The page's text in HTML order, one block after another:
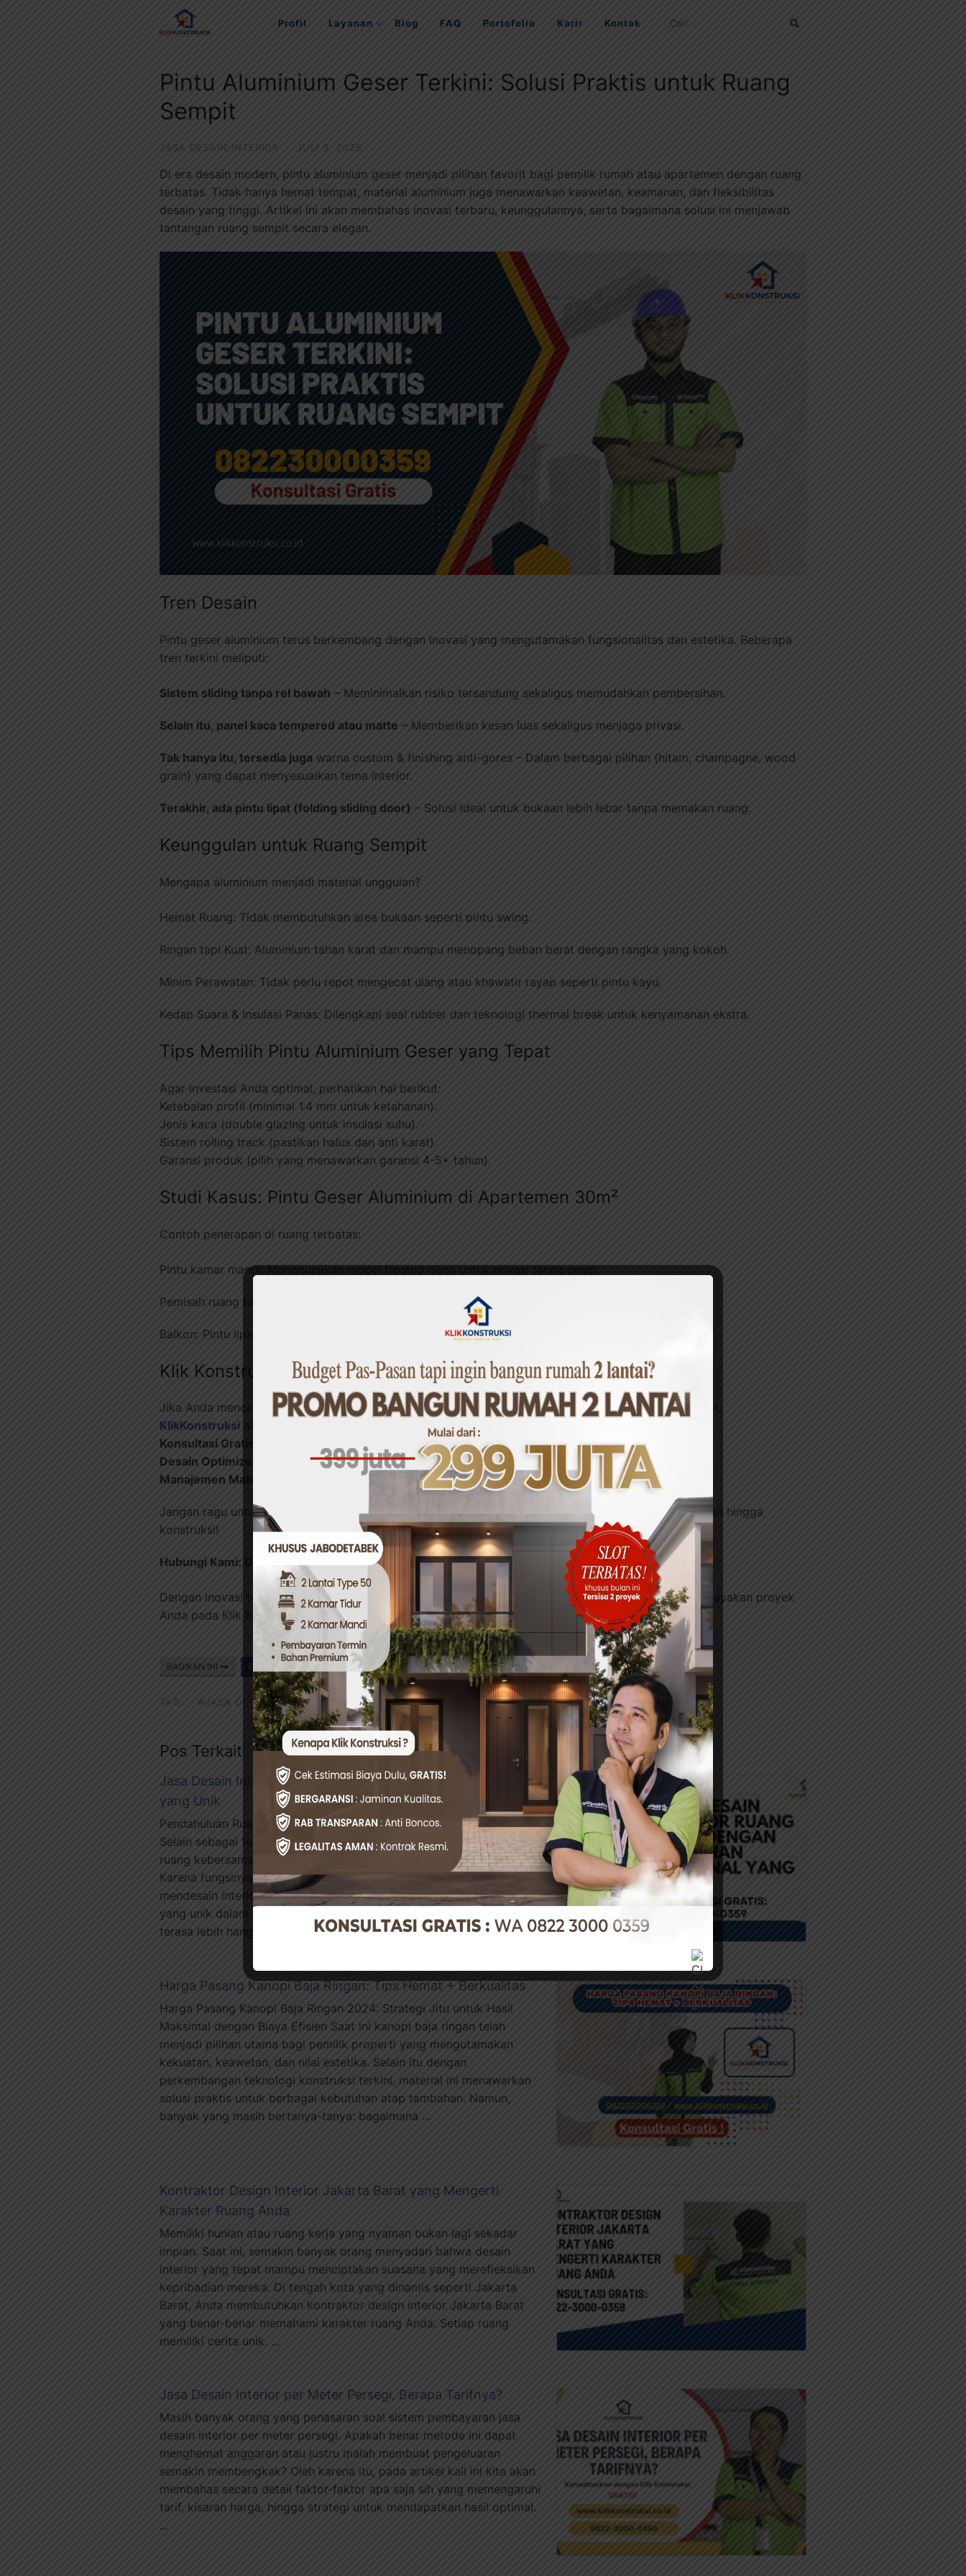
Profil Layanan Blog FAQ Portofolio Karir Kontak
Pintu Aluminium Geser Terkini: Solusi Praktis untuk Ruang
Sempit
JASA DESAIN INTERIOR · JULI 9, 2025
Di era desain modern, pintu aluminium geser menjadi pilihan favorit bagi pemilik rumah atau apartemen dengan ruang
terbatas. Tidak hanya hemat tempat, material aluminium juga menawarkan keawetan, keamanan, dan fleksibilitas
desain yang tinggi. Artikel ini akan membahas inovasi terbaru, keunggulannya, serta bagaimana solusi ini menjawab
tantangan ruang sempit secara elegan.
Tren Desain
Pintu geser aluminium terus berkembang dengan inovasi yang mengutamakan fungsionalitas dan estetika. Beberapa
tren terkini meliputi:
Sistem sliding tanpa rel bawah – Meminimalkan risiko tersandung sekaligus memudahkan pembersihan.
Selain itu, panel kaca tempered atau matte – Memberikan kesan luas sekaligus menjaga privasi.
Tak hanya itu, tersedia juga warna custom & finishing anti-gores – Dalam berbagai pilihan (hitam, champagne, wood
grain) yang dapat menyesuaikan tema interior.
Terakhir, ada pintu lipat (folding sliding door) – Solusi ideal untuk bukaan lebih lebar tanpa memakan ruang.
Keunggulan untuk Ruang Sempit
Mengapa aluminium menjadi material unggulan?
Hemat Ruang: Tidak membutuhkan area bukaan seperti pintu swing.
Ringan tapi Kuat: Aluminium tahan karat dan mampu menopang beban berat dengan rangka yang kokoh.
Minim Perawatan: Tidak perlu repot mengecat ulang atau khawatir rayap seperti pintu kayu.
Kedap Suara & Insulasi Panas: Dilengkapi seal rubber dan teknologi thermal break untuk kenyamanan ekstra.
Tips Memilih Pintu Aluminium Geser yang Tepat
Agar investasi Anda optimal, perhatikan hal berikut:
Ketebalan profil (minimal 1.4 mm untuk ketahanan).
Jenis kaca (double glazing untuk insulasi suhu).
Sistem rolling track (pastikan halus dan anti karat).
Garansi produk (pilih yang menawarkan garansi 4-5+ tahun).
Studi Kasus: Pintu Geser Aluminium di Apartemen 30m²
Contoh penerapan di ruang terbatas:
Pintu kamar mandi: Menggunakan model frosted glass untuk privasi tanpa gelap.
Pemisah ruang tamu-dapur: Desain full glass sliding door menciptakan kesan luas.
Balkon: Pintu lipat aluminium 4-panel memaksimalkan akses dan sirkulasi udara.
Klik Konstruksi: Solusi Pintu Aluminium Geser Berkualitas
Jika Anda mencari pintu aluminium geser yang tahan lama, estetik, dan sesuai kebutuhan ruang sempit,
KlikKonstruksi
disini, siap membantu dengan:
Konsultasi Gratis
– Diskusikan kebutuhan dan budget Anda langsung dengan tim ahli.
Desain Optimized
– Solusi arsitektur yang mengutamakan fungsi dan juga efisiensi.
Manajemen Material
– Rekomendasi pemilihan bahan berkualitas dengan harga terbaik.
Jangan ragu untuk konsultasi via WhatsApp sekarang! Tim kami akan memandu Anda dari perencanaan hingga
konstruksi!
Hubungi Kami: 082230000359
Dengan inovasi terkini, Anda bisa menikmati solusi yang lebih efisien tanpa mengorbankan gaya. Percayakan proyek
Anda pada Klik Konstruksi untuk hasil yang presisi dan memuaskan!
BAGIKAN INI Twitter WhatsApp
TAG: #JASA DESAIN INTERIOR
Pos Terkait
Jasa Desain Interior Ruang Tamu dengan Sentuhan Personal
yang Unik
Pendahuluan Ruang tamu sering menjadi wajah utama sebuah rumah.
Selain sebagai tempat menyambut tamu, ruang tamu juga menjadi
ruang kebersamaan keluarga yang menyimpan momen berharga.
Karena fungsinya yang penting, Anda tidak boleh asal-asalan dalam
mendesain interior ruang tamu. Menambahkan sentuhan personal
yang unik dalam desain interior ruang tamu akan membuat ruang ini
terasa lebih hangat, …
Harga Pasang Kanopi Baja Ringan: Tips Hemat + Berkualitas
Harga Pasang Kanopi Baja Ringan 2024: Strategi Jitu untuk Hasil
Maksimal dengan Biaya Efisien Saat ini kanopi baja ringan telah
menjadi pilihan utama bagi pemilik properti yang mengutamakan
kekuatan, keawetan, dan nilai estetika. Selain itu dengan
perkembangan teknologi konstruksi terkini, material ini menawarkan
solusi praktis untuk berbagai kebutuhan atap tambahan. Namun,
banyak yang masih bertanya-tanya: bagaimana …
Kontraktor Design Interior Jakarta Barat yang Mengerti
Karakter Ruang Anda
Memiliki hunian atau ruang kerja yang nyaman bukan lagi sekadar
impian. Saat ini, semakin banyak orang menyadari bahwa desain
interior yang tepat mampu menciptakan suasana yang merefleksikan
kepribadian mereka. Di tengah kota yang dinamis seperti Jakarta
Barat, Anda membutuhkan kontraktor design interior Jakarta Barat
yang benar-benar memahami karakter ruang Anda. Setiap ruang
memiliki cerita unik. …
Jasa Desain Interior per Meter Persegi, Berapa Tarifnya?
Masih banyak orang yang penasaran soal sistem pembayaran jasa
desain interior per meter persegi. Apakah benar metode ini dapat
menghemat anggaran atau justru malah membuat pengeluaran
semakin membengkak? Oleh karena itu, pada artikel kali ini kita akan
membahas secara detail faktor-faktor apa saja sih yang memengaruhi
tarif, kisaran harga, hingga strategi untuk mendapatkan hasil optimal.
…